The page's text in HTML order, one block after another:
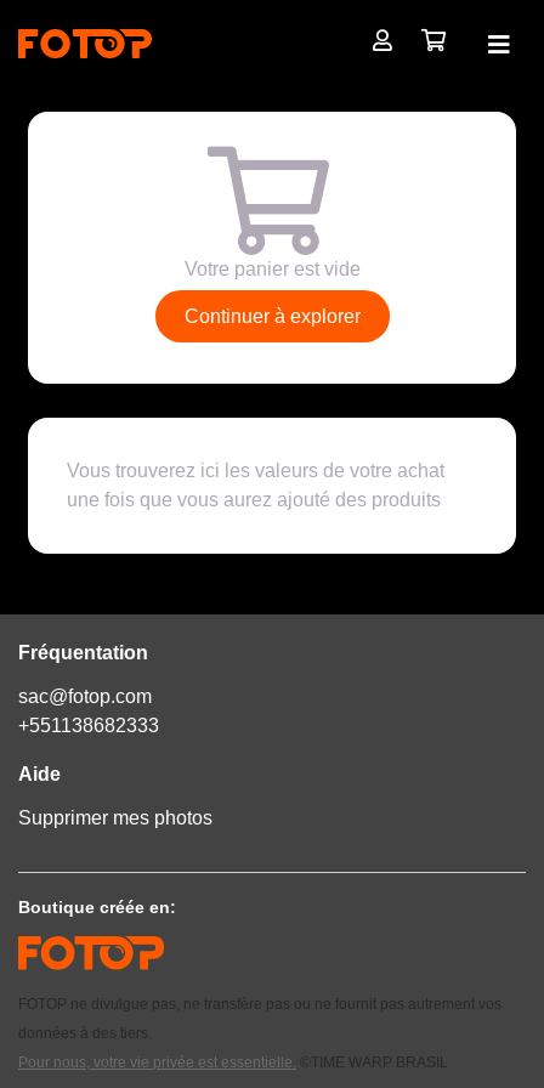
Votre panier est vide
Continuer à explorer
Vous trouverez ici les valeurs de votre achat
une fois que vous aurez ajouté des produits
Fréquentation
sac@fotop.com
+551138682333
Aide
Supprimer mes photos
Boutique créée en:
FOTOP ne divulgue pas, ne transfère pas ou ne fournit pas autrement vos
données à des tiers.
Pour nous, votre vie privée est essentielle. ©TIME WARP BRASIL